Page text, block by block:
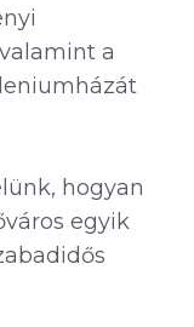
a
hogyan
egyik